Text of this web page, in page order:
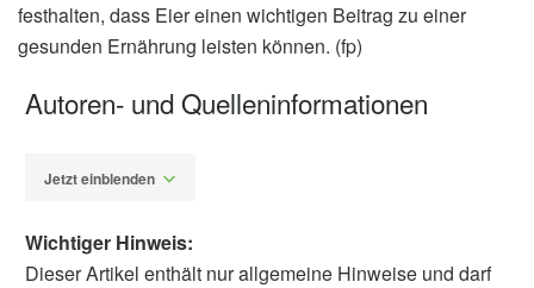
festhalten, dass Eier einen wichtigen Beitrag zu einer
gesunden Ernährung leisten können. (fp)
Autoren- und Quelleninformationen
Jetzt einblenden
Wichtiger Hinweis:
Dieser Artikel enthält nur allgemeine Hinweise und darf